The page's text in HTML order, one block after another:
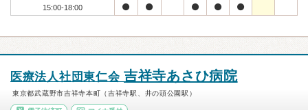
15:00-18:00
医療法人社団東仁会 吉祥寺あさひ病院
東京都武蔵野市吉祥寺本町（吉祥寺駅、井の頭公園駅）